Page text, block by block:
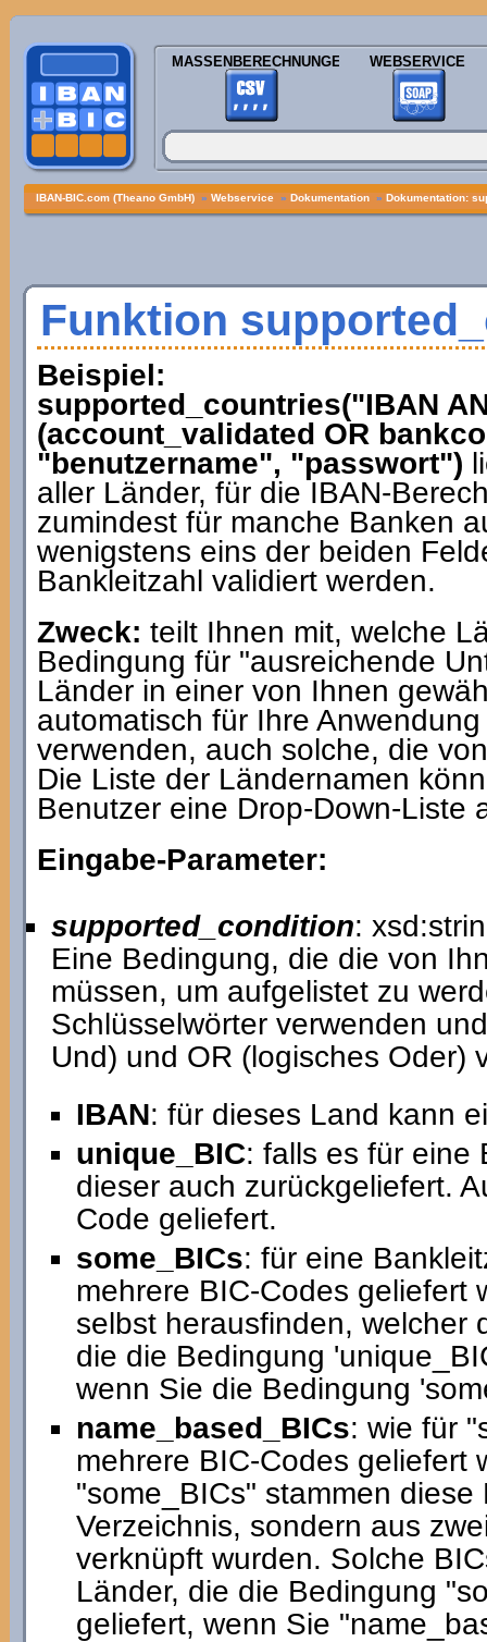
MASSENBERECHNUNGEN WEBSERVICE
IBAN-BIC.com (Theano GmbH) » Webservice » Dokumentation » Dokumentation:
Funktion
Beispiel:
supported_countries("IBAN
(account_validated OR
"benutzername", "passwort")
aller Länder, für die IBAN-
zumindest für manche Banken
wenigstens eins der beiden
Bankleitzahl validiert werden.
Zweck: teilt Ihnen mit, welche
Bedingung für "ausreichende
Länder in einer von Ihnen
automatisch für Ihre
verwenden, auch solche, die
Die Liste der Ländernamen
Benutzer eine Drop-Down-Liste
Eingabe-Parameter:
supported_condition:
Eine Bedingung, die die von
müssen, um aufgelistet zu
Schlüsselwörter verwenden
Und) und OR (logisches Oder)
IBAN: für dieses Land kann
unique_BIC: falls es für eine
dieser auch zurückgeliefert.
Code geliefert.
some_BICs: für eine
mehrere BIC-Codes geliefert
selbst herausfinden, welcher
die die Bedingung
wenn Sie die Bedingung
name_based_BICs: wie für
mehrere BIC-Codes geliefert
"some_BICs" stammen
Verzeichnis, sondern aus
verknüpft wurden. Solche
Länder, die die Bedingung
geliefert, wenn Sie